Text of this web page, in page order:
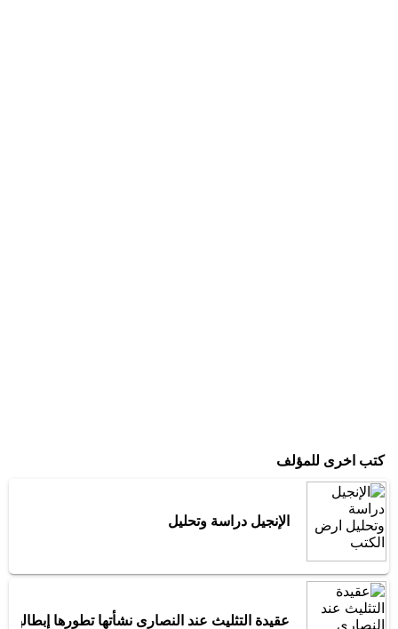
كتب اخرى للمؤلف
الإنجيل دراسة وتحليل
عقيدة التثليث عند النصارى نشأتها تطورها إبطالها